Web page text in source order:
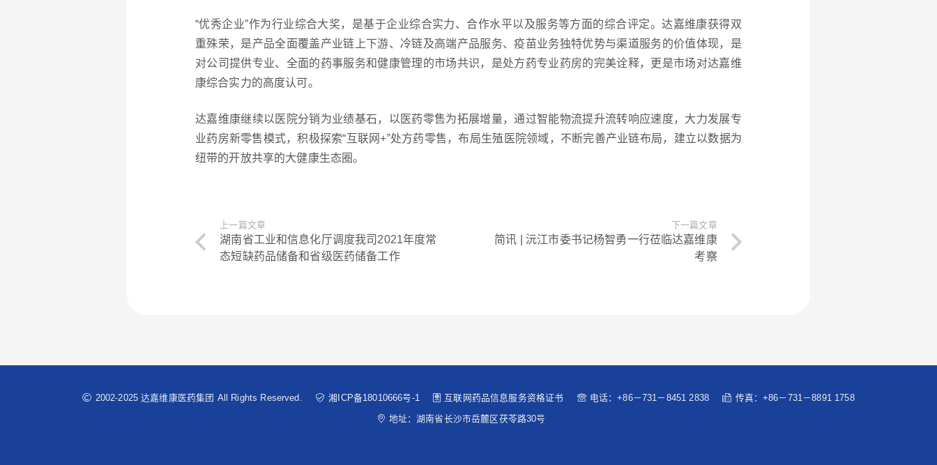
“优秀企业”作为行业综合大奖，是基于企业综合实力、合作水平以及服务等方面的综合评定。达嘉维康获得双
重殊荣，是产品全面覆盖产业链上下游、冷链及高端产品服务、疫苗业务独特优势与渠道服务的价值体现，是
对公司提供专业、全面的药事服务和健康管理的市场共识，是处方药专业药房的完美诠释，更是市场对达嘉维
康综合实力的高度认可。
达嘉维康继续以医院分销为业绩基石，以医药零售为拓展增量，通过智能物流提升流转响应速度，大力发展专
业药房新零售模式，积极探索“互联网+”处方药零售，布局生殖医院领域，不断完善产业链布局，建立以数据为
纽带的开放共享的大健康生态圈。
上一篇文章
湖南省工业和信息化厅调度我司2021年度常
态短缺药品储备和省级医药储备工作
下一篇文章
简讯 | 沅江市委书记杨智勇一行莅临达嘉维康
考察
2002-2025 达嘉维康医药集团 All Rights Reserved. 湘ICP备18010666号-1 互联网药品信息服务资格证书 电话：+86－731－8451 2838
传真：+86－731－8891 1758
地址：湖南省长沙市岳麓区茯苓路30号